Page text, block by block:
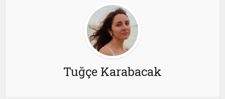
Tuğçe Karabacak